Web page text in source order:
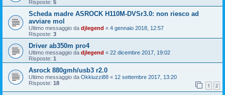
Risposte: 5
Scheda madre ASROCK H110M-DVSr3.0: non riesco ad
avviare mol
Ultimo messaggio da djlegend « 4 gennaio 2018, 12:57
Risposte: 3
Driver ab350m pro4
Ultimo messaggio da djlegend « 22 dicembre 2017, 19:02
Risposte: 1
Asrock 880gmh/usb3 r2.0
Ultimo messaggio da Okkiuzzi88 « 12 settembre 2017, 13:20
Risposte: 18 1 2